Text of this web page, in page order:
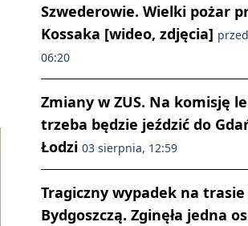
Szwederowie. Wielki pożar
Kossaka [wideo, zdjęcia]
06:20
Zmiany w ZUS. Na komisję
trzeba będzie jeździć do
Łodzi 03 sierpnia, 12:59
Tragiczny wypadek na trasie
Bydgoszczą. Zginęła jedna